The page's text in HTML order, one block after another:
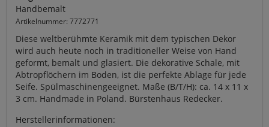
Handbemalt
Artikelnummer: 7772771
Diese weltberühmte Keramik mit dem typischen Dekor
wird auch heute noch in traditioneller Weise von Hand
geformt, bemalt und glasiert. Die dekorative Schale, mit
Abtropflöchern im Boden, ist die perfekte Ablage für jede
Seife. Spülmaschinengeeignet. Maße (B/T/H): ca. 14 x 11 x
3 cm. Handmade in Poland. Bürstenhaus Redecker.
Herstellerinformationen: